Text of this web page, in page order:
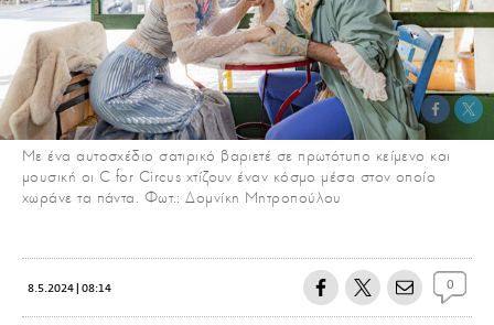
Με ένα αυτοσχέδιο σατιρικό βαριετέ σε πρωτότυπο κείμενο και
μουσική οι C for Circus χτίζουν έναν κόσμο μέσα στον οποίο
χωράνε τα πάντα. Φωτ.: Δομνίκη Μητροπούλου
8.5.2024 | 08:14 0